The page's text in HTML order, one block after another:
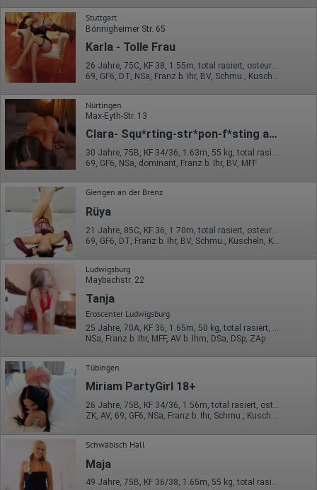
Google Ireland Limited
Erhobene Daten:
Die erzeugten Informationen über die Benutzung unserer
Webseiten sowie die von dem Browser übermittelte IP-Adresse
werden übertragen und gespeichert. Dabei können aus den
verarbeiteten Daten pseudonyme Nutzungsprofile der Nutzer
erstellt werden. Diese Informationen wird Google gegebenenfalls
auch an Dritte übertragen, sofern dies gesetzlich
vorgeschrieben wird oder, soweit Dritte diese Daten im Auftrag
von Google verarbeiten. Die IP-Adresse der Nutzer wird von
Google innerhalb von Mitgliedstaaten der Europäischen Union
oder in anderen Vertragsstaaten des Abkommens über den
Europäischen Wirtschaftsraum gekürzt, dies bedeutet, dass alle
Daten anonym erhoben werden. Nur in Ausnahmefällen wird die
volle IP-Adresse an einen Server von Google in den USA
übertragen und dort gekürzt. Die von dem Browser des Nutzers
übermittelte IP-Adresse wird nicht mit anderen Daten von Google
zusammengeführt.
Erhobene Informationen zum Besucherverhalten sind folgende:
Herkunft (Land und Stadt)
Sprache
Betriebssystem
Gerät (PC, Tablet-PC oder Smartphone)
Browser und alle verwendeten Add-ons
Auflösung des Computers
Besucherquelle (Facebook, Suchmaschine oder
verweisende Webseite)
Welche Videos angeschaut?
Wurden Werbebanner angeklickt?
Wohin ging der Besucher? Klickte er auf weitere Seiten des
Portals oder hat er sie komplett verlassen?
Wie lange blieb der Besucher?
Ort der Verarbeitung:
Europäische Union & USA
Hotjar
Wir nutzen Hotjar als Webanalysedient. Es wird verwendet, um
Stuttgart
Bönnigheimer Str. 65
Karla - Tolle Frau
26 Jahre, 75C, KF 38, 1.55m, total rasiert, osteuropäisch
69, GF6, DT, NSa, Franz b. Ihr, BV, Schmu., Kuscheln
Nürtingen
Max-Eyth-Str. 13
Clara- Squ*rting-str*pon-f*sting aktiv!
30 Jahre, 75B, KF 34/36, 1.63m, 55 kg, total rasiert, osteuropäisch
69, GF6, NSa, dominant, Franz b. Ihr, BV, MFF
Giengen an der Brenz
Rüya
Ludwigsburg
Maybachstr. 22
Tanja
Eroscenter Ludwigsburg
25 Jahre, 70A, KF 36, 1.65m, 50 kg, total rasiert, osteuropäisch
NSa, Franz b. Ihr, MFF, AV b. Ihm, DSa, DSp, ZAp
Tübingen
Miriam PartyGirl 18+
26 Jahre, 75B, KF 34/36, 1.56m, total rasiert, osteuropäisch
ZK, AV, 69, GF6, NSa, Franz b. Ihr, Schmu., Kuscheln
Schwäbisch Hall
Maja
49 Jahre, 75B, KF 36/38, 1.65m, 55 kg, total rasiert, osteuropäisch